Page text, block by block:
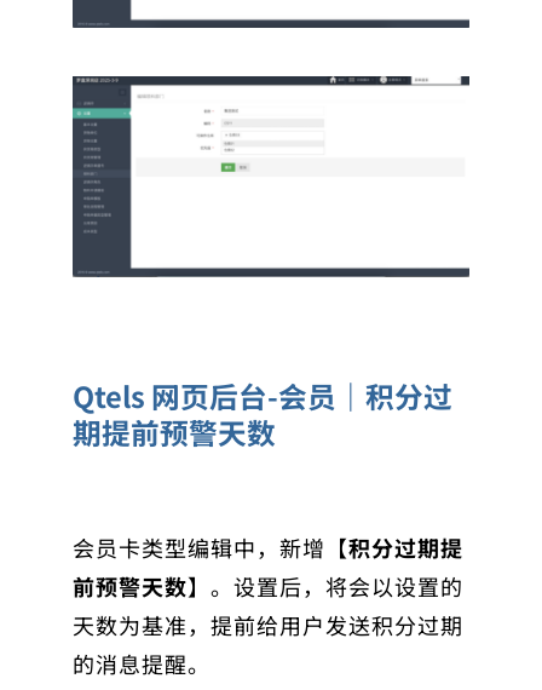
Qtels 网页后台-会员｜积分过
期提前预警天数
会员卡类型编辑中，新增【积分过期提
前预警天数】。设置后，将会以设置的
天数为基准，提前给用户发送积分过期
的消息提醒。